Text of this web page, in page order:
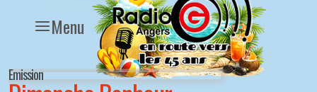
Menu
Emission